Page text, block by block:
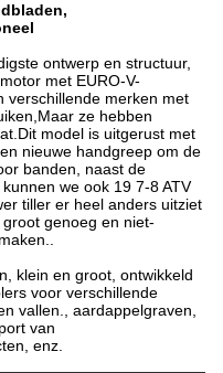
ontwerp en structuur,
met EURO-V-
verschillende merken met
ze hebben
model is uitgerust met
nieuwe handgreep om de
banden, naast de
we ook 19 7-8 ATV
tiller er heel anders uitziet
genoeg en niet-
klein en groot, ontwikkeld
voor verschillende
vallen., aardappelgraven,
van
enz.